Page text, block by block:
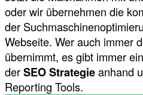
oder wir übernehmen die
der
Webseite. Wer auch immer
übernimmt, es gibt immer
derSEO Strategieanhand
Reporting Tools.